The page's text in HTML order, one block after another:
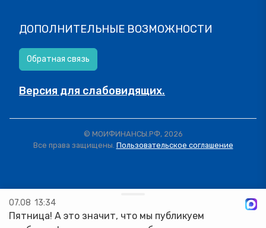
ДОПОЛНИТЕЛЬНЫЕ ВОЗМОЖНОСТИ
Обратная связь
Версия для слабовидящих.
© МОИФИНАНСЫ.РФ, 2026
Все права защищены. Пользовательское соглашение
07.08 13:34
Пятница! А это значит, что мы публикуем